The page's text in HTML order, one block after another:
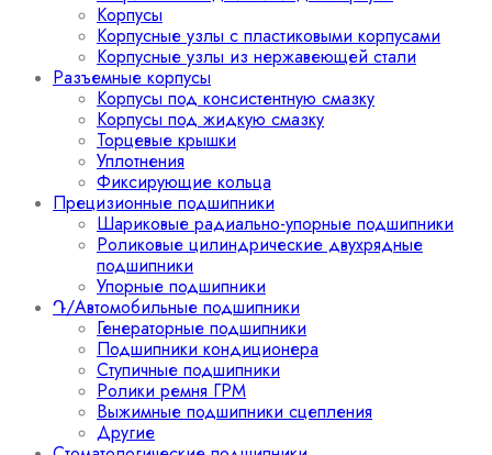
Корпусы
Корпусные узлы с пластиковыми корпусами
Корпусные узлы из нержавеющей стали
Разъемные корпусы
Корпусы под консистентную смазку
Корпусы под жидкую смазку
Торцевые крышки
Уплотнения
Фиксирующие кольца
Прецизионные подшипники
Шариковые радиально-упорные подшипники
Роликовые цилиндрические двухрядные
подшипники
Упорные подшипники
Դ/Автомобильные подшипники
Генераторные подшипники
Подшипники кондиционера
Ступичные подшипники
Ролики ремня ГРМ
Выжимные подшипники сцепления
Другие